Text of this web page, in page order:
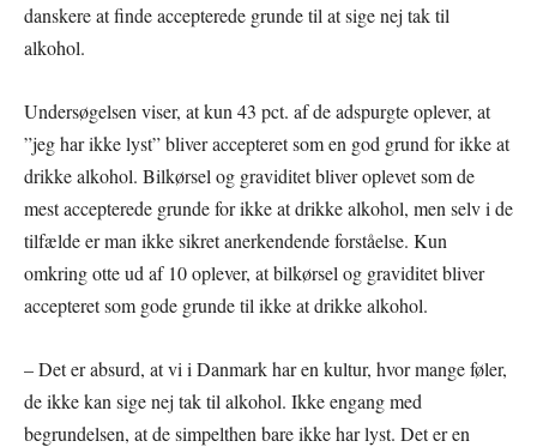
danskere at finde accepterede grunde til at sige nej tak til
alkohol.
Undersøgelsen viser, at kun 43 pct. af de adspurgte oplever, at
”jeg har ikke lyst” bliver accepteret som en god grund for ikke at
drikke alkohol. Bilkørsel og graviditet bliver oplevet som de
mest accepterede grunde for ikke at drikke alkohol, men selv i de
tilfælde er man ikke sikret anerkendende forståelse. Kun
omkring otte ud af 10 oplever, at bilkørsel og graviditet bliver
accepteret som gode grunde til ikke at drikke alkohol.
– Det er absurd, at vi i Danmark har en kultur, hvor mange føler,
de ikke kan sige nej tak til alkohol. Ikke engang med
begrundelsen, at de simpelthen bare ikke har lyst. Det er en